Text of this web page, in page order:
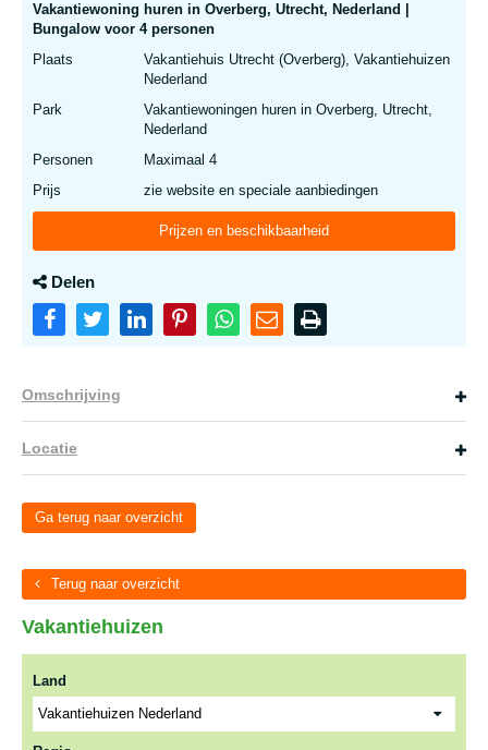
Vakantiewoning huren in Overberg, Utrecht, Nederland |
Bungalow voor 4 personen
Plaats
Vakantiehuis Utrecht (Overberg), Vakantiehuizen
Nederland
Park
Vakantiewoningen huren in Overberg, Utrecht,
Nederland
Personen
Maximaal 4
Prijs
zie website en speciale aanbiedingen
Prijzen en beschikbaarheid
Delen
Omschrijving
Locatie
Ga terug naar overzicht
Terug naar overzicht
Vakantiehuizen
Land